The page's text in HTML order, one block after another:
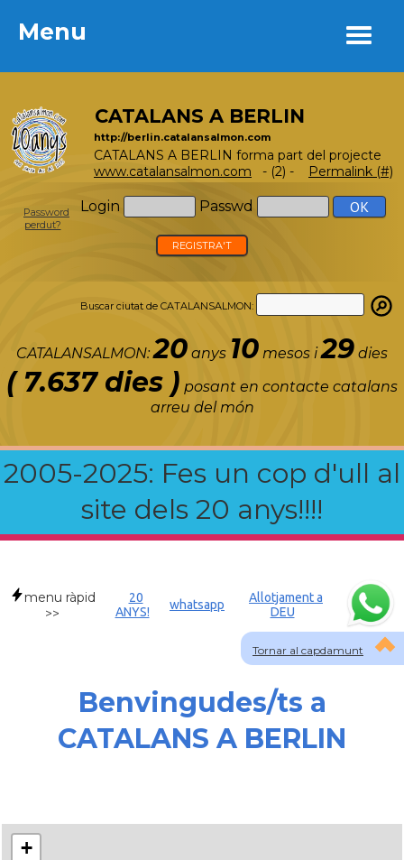
Menu
CATALANS A BERLIN
http://berlin.catalansalmon.com
CATALANS A BERLIN forma part del projecte
www.catalansalmon.com - (2) - Permalink (#)
Login Passwd
Password
perdut?
REGISTRA'T
Buscar ciutat de CATALANSALMON:
CATALANSALMON:20 anys 10 mesos i29 dies
( 7.637 dies ) posant en contacte catalans
arreu del món
2005-2025: Fes un cop d'ull al
site dels 20 anys!!!!
Menu
Tornar al capdamunt
menu ràpid
>>
20
ANYS!
whatsapp
Allotjament a
DEU
Benvingudes/ts a
CATALANS A BERLIN
+